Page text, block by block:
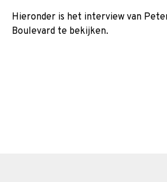
Hieronder is het interview van
Boulevard te bekijken.